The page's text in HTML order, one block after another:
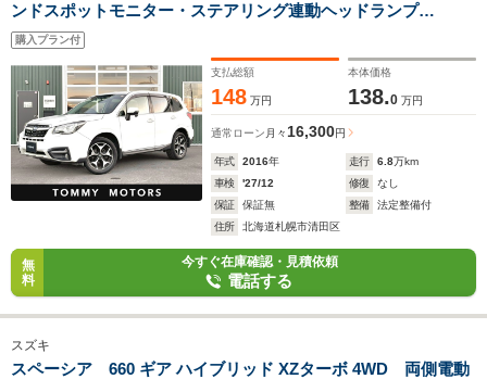
ンドスポットモニター・ステアリング連動ヘッドランプ
(SRH)・ETC・クルーズコントロール・SI-DRIVE・X-MODE・
前後シートヒーター・衝突軽減ブレーキ・車線逸脱警報・純正
18インチAW・スマートキー
購入プラン付
支払総額
148 万円
本体価格
138.0 万円
通常ローン 月々 16,300円
年式 2016年 走行 6.8万km
車検
'27/12 修復
なし
保証
保証無 整備
法定整備付
住所
北海道札幌市清田区
無
料
今すぐ在庫確認・見積依頼
電話する
スズキ
スペーシア 660 ギア ハイブリッド XZターボ 4WD 両側電動